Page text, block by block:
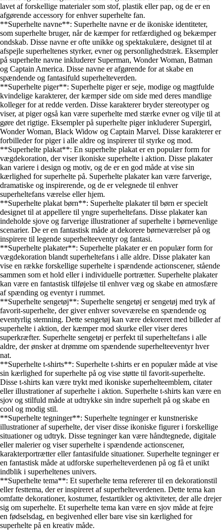
lavet af forskellige materialer som stof, plastik eller pap, og de er en
afgørende accessory for enhver superhelte fan.
**Superhelte navne**: Superhelte navne er de ikoniske identiteter,
som superhelte bruger, når de kæmper for retfærdighed og bekæmper
ondskab. Disse navne er ofte unikke og spektakulære, designet til at
afspejle superheltenes styrker, evner og personlighedstræk. Eksempler
på superhelte navne inkluderer Superman, Wonder Woman, Batman
og Captain America. Disse navne er afgørende for at skabe en
spændende og fantasifuld superhelteverden.
**Superhelte piger**: Superhelte piger er seje, modige og magtfulde
kvindelige karakterer, der kæmper side om side med deres mandlige
kolleger for at redde verden. Disse karakterer bryder stereotyper og
viser, at piger også kan være superhelte med stærke evner og vilje til at
gøre det rigtige. Eksempler på superhelte piger inkluderer Supergirl,
Wonder Woman, Black Widow og Captain Marvel. Disse karakterer er
forbilleder for piger i alle aldre og inspirerer til styrke og mod.
**Superhelte plakat**: En superhelte plakat er en populær form for
vægdekoration, der viser ikoniske superhelte i aktion. Disse plakater
kan variere i design og motiv, og de er en god måde at vise sin
kærlighed for superhelte på. Superhelte plakater kan være farverige,
dramatiske og inspirerende, og de er velegnede til enhver
superheltefans værelse eller hjem.
**Superhelte plakat børn**: Superhelte plakater til børn er specielt
designet til at appellere til yngre superheltefans. Disse plakater kan
indeholde sjove og farverige illustrationer af superhelte i børnevenlige
scenarier. De er en fantastisk måde at dekorere børneværelser på og
inspirere til legende superhelteeventyr og fantasi.
**Superhelte plakater**: Superhelte plakater er en populær form for
vægdekoration blandt superheltefans i alle aldre. Disse plakater kan
vise en række forskellige superhelte i spændende actionscener, stående
sammen som et hold eller i individuelle portrætter. Superhelte plakater
kan være en fantastisk tilføjelse til enhver væg og skabe en atmosfære
af spænding og eventyr i rummet.
**Superhelte sengetøj**: Superhelte sengetøj er sengetøj med tryk af
favorit-superhelte, der giver enhver soveværelse en spændende og
eventyrlig stemning. Dette sengetøj kan være dekoreret med billeder af
superhelte i aktion, der kæmper mod skurke eller viser deres
superkræfter. Superhelte sengetøj er perfekt til superheltefans i alle
aldre, der ønsker at drømme om spændende superhelteeventyr hver
nat.
**Superhelte t-shirts**: Superhelte t-shirts er en populær måde at vise
sin kærlighed for superhelte på og vise støtte til favorit-superhelte.
Disse t-shirts kan være trykt med ikoniske superhelteemblem, citater
eller illustrationer af superhelte i aktion. Superhelte t-shirts kan være en
sjov og stilfuld måde at udtrykke sin indre superhelt på og skabe en
cool og modig stil.
**Superhelte tegninger**: Superhelte tegninger er kunstneriske
illustrationer af superhelte, der viser disse ikoniske figurer i forskellige
situationer og udtryk. Disse tegninger kan være håndtegnede, digitale
eller malerier og viser superhelte i spændende actionscener,
karakterportrætter eller fantasifulde situationer. Superhelte tegninger er
en fantastisk måde at udforske superhelteverdenen på og få et unikt
indblik i superheltenes univers.
**Superhelte tema**: Et superhelte tema refererer til en dekorationstil
eller festtema, der er inspireret af superhelteverdenen. Dette tema kan
omfatte dekorationer, kostumer, festartikler og aktiviteter, der alle drejer
sig om superhelte. Et superhelte tema kan være en sjov måde at fejre
en fødselsdag, en begivenhed eller bare vise sin kærlighed for
superhelte på en kreativ måde.